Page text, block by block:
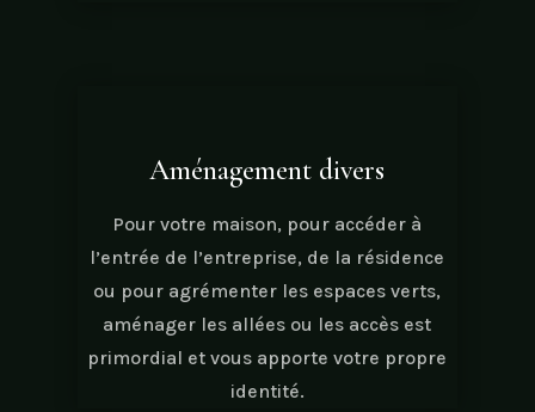
Aménagement divers
Pour votre maison, pour accéder à
l’entrée de l’entreprise, de la résidence
ou pour agrémenter les espaces verts,
aménager les allées ou les accès est
primordial et vous apporte votre propre
identité.